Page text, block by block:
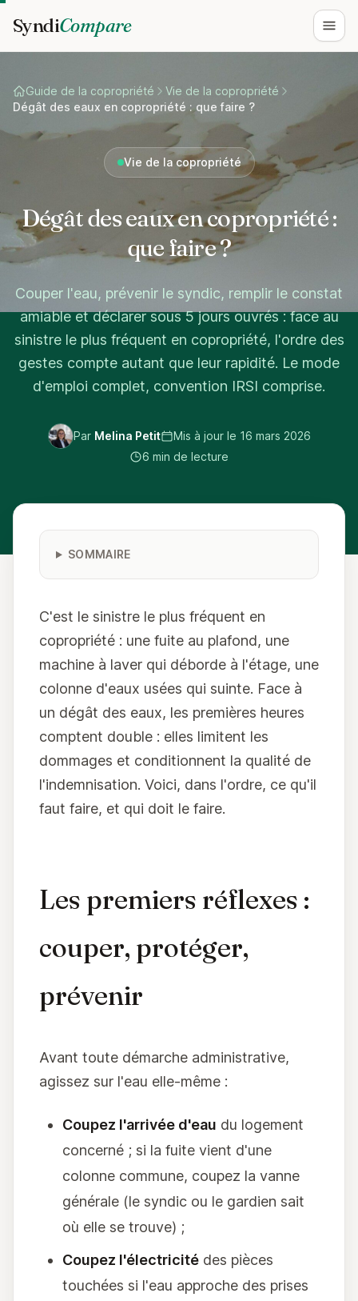
SyndiCompare
Guide de la copropriété
Vie de la copropriété
Dégât des eaux en copropriété : que faire ?
Vie de la copropriété
Dégât des eaux en copropriété :
que faire ?
Couper l'eau, prévenir le syndic, remplir le constat
amiable et déclarer sous 5 jours ouvrés : face au
sinistre le plus fréquent en copropriété, l'ordre des
gestes compte autant que leur rapidité. Le mode
d'emploi complet, convention IRSI comprise.
Par Melina Petit Mis à jour le 16 mars 2026
6 min de lecture
SOMMAIRE
C'est le sinistre le plus fréquent en
copropriété : une fuite au plafond, une
machine à laver qui déborde à l'étage, une
colonne d'eaux usées qui suinte. Face à
un dégât des eaux, les premières heures
comptent double : elles limitent les
dommages et conditionnent la qualité de
l'indemnisation. Voici, dans l'ordre, ce qu'il
faut faire, et qui doit le faire.
Les premiers réflexes :
couper, protéger,
prévenir
Avant toute démarche administrative,
agissez sur l'eau elle-même :
Coupez l'arrivée d'eau du logement
concerné ; si la fuite vient d'une
colonne commune, coupez la vanne
générale (le syndic ou le gardien sait
où elle se trouve) ;
Coupez l'électricité des pièces
touchées si l'eau approche des prises